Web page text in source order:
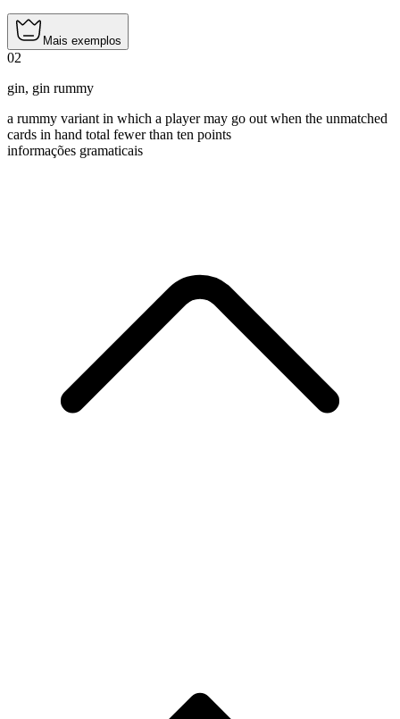
Mais exemplos
02
gin, gin rummy
a rummy variant in which a player may go out when the unmatched
cards in hand total fewer than ten points
informações gramaticais